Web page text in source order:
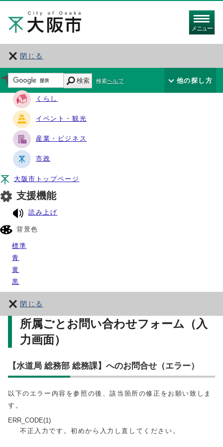
メニュー
閉じる
サイト・ナビ
くらし
イベント・観光
産業・ビジネス
市政
大阪市トップページ
支援機能
読み上げ
背景色
標準
青
黄
黒
閉じる
検索 検索ヘルプ 他の探し方
所属ごとお問い合わせフォーム（入
力画面）
【水道局 総務部 総務課】へのお問合せ（エラー）
以下のエラー内容を参照の後、該当箇所の修正をお願い致しま
す。
ERR_CODE(1)
不正入力です。初めから入力し直してください。